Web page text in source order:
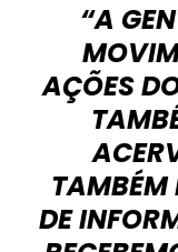
“A
AÇÕES
TAMBÉM
DE